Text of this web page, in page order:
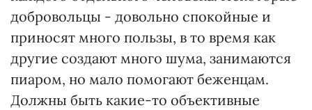
добровольцы - довольно спокойные и
приносят много пользы, в то время как
другие создают много шума, занимаются
пиаром, но мало помогают беженцам.
Должны быть какие-то объективные